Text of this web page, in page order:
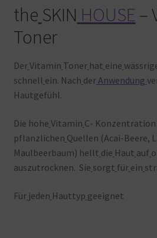
the SKIN HOUSE –
Toner
DerVitamin Toner hat eine
schnell ein. Nach derAnwendung
Hautgefühl.
Die hohe Vitamin C- Konzentration
pflanzlichen Quellen (Acai-Beere,
Maulbeerbaum) hellt die Haut auf
auszutrocknen. Sie sorgt für ein
Für jeden Hauttyp geeignet